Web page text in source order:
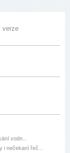
verze
vodn...
i nečekaní řeč...